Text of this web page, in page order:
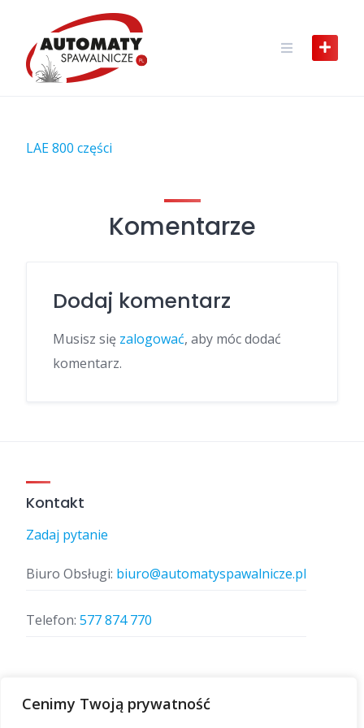
Cenimy Twoją prywatność
content
LAE 800 części
Komentarze
Dodaj komentarz
Musisz się zalogować, aby móc dodać
komentarz.
Kontakt
Zadaj pytanie
Biuro Obsługi: biuro@automatyspawalnicze.pl
Telefon: 577 874 770